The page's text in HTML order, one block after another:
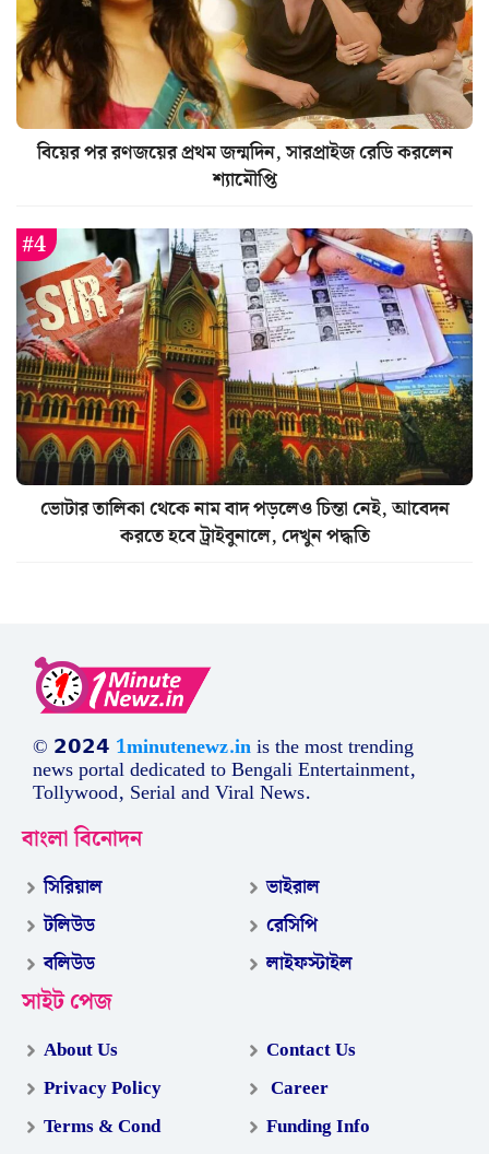
বিয়ের পর রণজয়ের প্রথম জন্মদিন, সারপ্রাইজ রেডি করলেন
শ্যামৌপ্তি
ভোটার তালিকা থেকে নাম বাদ পড়লেও চিন্তা নেই, আবেদন
করতে হবে ট্রাইবুনালে, দেখুন পদ্ধতি
© 𝟮𝟬𝟮𝟰 1minutenewz.inis the most trending
news portal dedicated to Bengali Entertainment,
Tollywood, Serial and Viral News.
বাংলা বিনোদন
সিরিয়াল
টলিউড
বলিউড
ভাইরাল
রেসিপি
লাইফস্টাইল
সাইট পেজ
About Us
Privacy Policy
Terms & Cond
Contact Us
Career
Funding Info